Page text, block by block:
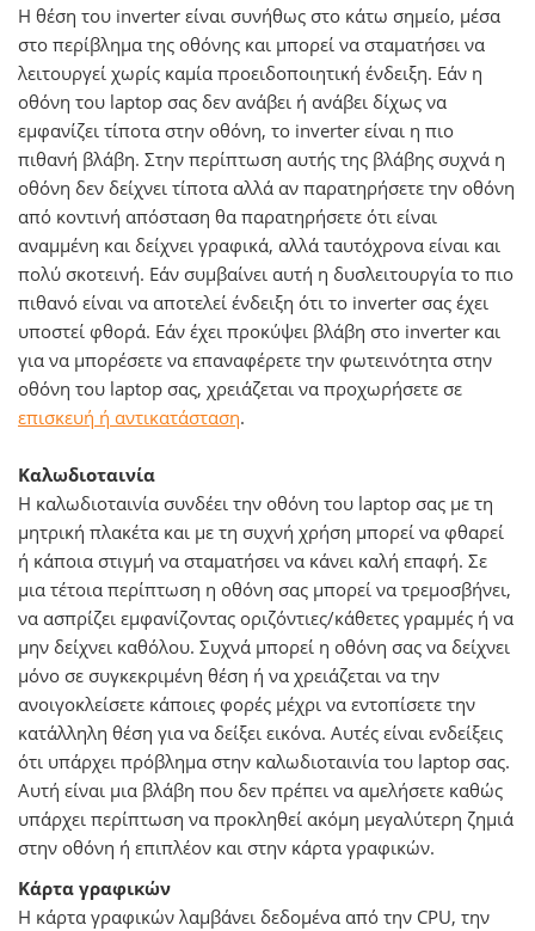
H θέση του inverter είναι συνήθως στο κάτω σημείο, μέσα
στο περίβλημα της οθόνης και μπορεί να σταματήσει να
λειτουργεί χωρίς καμία προειδοποιητική ένδειξη. Εάν η
οθόνη του laptop σας δεν ανάβει ή ανάβει δίχως να
εμφανίζει τίποτα στην οθόνη, το inverter είναι η πιο
πιθανή βλάβη. Στην περίπτωση αυτής της βλάβης συχνά η
οθόνη δεν δείχνει τίποτα αλλά αν παρατηρήσετε την οθόνη
από κοντινή απόσταση θα παρατηρήσετε ότι είναι
αναμμένη και δείχνει γραφικά, αλλά ταυτόχρονα είναι και
πολύ σκοτεινή. Εάν συμβαίνει αυτή η δυσλειτουργία το πιο
πιθανό είναι να αποτελεί ένδειξη ότι το inverter σας έχει
υποστεί φθορά. Εάν έχει προκύψει βλάβη στο inverter και
για να μπορέσετε να επαναφέρετε την φωτεινότητα στην
οθόνη του laptop σας, χρειάζεται να προχωρήσετε σε
επισκευή ή αντικατάσταση.
Καλωδιοταινία
Η καλωδιοταινία συνδέει την οθόνη του laptop σας με τη
μητρική πλακέτα και με τη συχνή χρήση μπορεί να φθαρεί
ή κάποια στιγμή να σταματήσει να κάνει καλή επαφή. Σε
μια τέτοια περίπτωση η οθόνη σας μπορεί να τρεμοσβήνει,
να ασπρίζει εμφανίζοντας οριζόντιες/κάθετες γραμμές ή να
μην δείχνει καθόλου. Συχνά μπορεί η οθόνη σας να δείχνει
μόνο σε συγκεκριμένη θέση ή να χρειάζεται να την
ανοιγοκλείσετε κάποιες φορές μέχρι να εντοπίσετε την
κατάλληλη θέση για να δείξει εικόνα. Αυτές είναι ενδείξεις
ότι υπάρχει πρόβλημα στην καλωδιοταινία του laptop σας.
Αυτή είναι μια βλάβη που δεν πρέπει να αμελήσετε καθώς
υπάρχει περίπτωση να προκληθεί ακόμη μεγαλύτερη ζημιά
στην οθόνη ή επιπλέον και στην κάρτα γραφικών.
Κάρτα γραφικών
Η κάρτα γραφικών λαμβάνει δεδομένα από την CPU, την